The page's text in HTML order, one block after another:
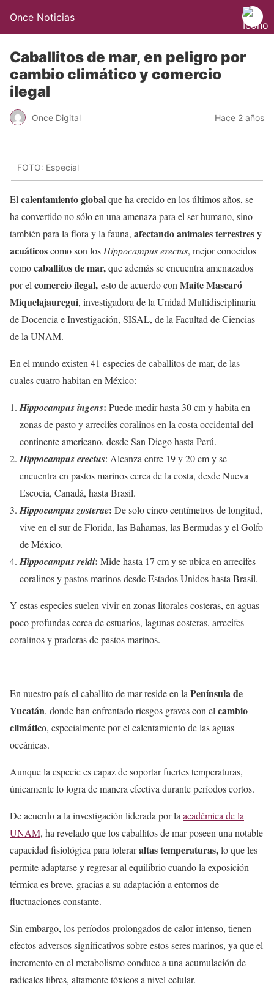
Once Noticias
Caballitos de mar, en peligro por
cambio climático y comercio
ilegal
Once Digital Hace 2 años
FOTO: Especial
El calentamiento globalque ha crecido en los últimos años, se
ha convertido no sólo en una amenaza para el ser humano, sino
también para la flora y la fauna, afectando animales terrestres y
acuáticoscomo son los Hippocampus erectus, mejor conocidos
comocaballitos de mar,que además se encuentra amenazados
por el comercio ilegal, esto de acuerdo con Maite Mascaró
Miquelajauregui, investigadora de la Unidad Multidisciplinaria
de Docencia e Investigación, SISAL, de la Facultad de Ciencias
de la UNAM.
En el mundo existen 41 especies de caballitos de mar, de las
cuales cuatro habitan en México:
Hippocampus ingens: Puede medir hasta 30 cm y habita en
zonas de pasto y arrecifes coralinos en la costa occidental del
continente americano, desde San Diego hasta Perú.
Hippocampus erectus: Alcanza entre 19 y 20 cm y se
encuentra en pastos marinos cerca de la costa, desde Nueva
Escocia, Canadá, hasta Brasil.
Hippocampus zosterae: De solo cinco centímetros de longitud,
vive en el sur de Florida, las Bahamas, las Bermudas y el Golfo
de México.
Hippocampus reidi: Mide hasta 17 cm y se ubica en arrecifes
coralinos y pastos marinos desde Estados Unidos hasta Brasil.
Y estas especies suelen vivir en zonas litorales costeras, en aguas
poco profundas cerca de estuarios, lagunas costeras, arrecifes
coralinos y praderas de pastos marinos.
En nuestro país el caballito de mar reside en la Península de
Yucatán, donde han enfrentado riesgos graves con el cambio
climático, especialmente por el calentamiento de las aguas
oceánicas.
Aunque la especie es capaz de soportar fuertes temperaturas,
únicamente lo logra de manera efectiva durante períodos cortos.
De acuerdo a la investigación liderada por la académica de la
UNAM, ha revelado que los caballitos de mar poseen una notable
capacidad fisiológica para toleraraltas temperaturas,lo que les
permite adaptarse y regresar al equilibrio cuando la exposición
térmica es breve, gracias a su adaptación a entornos de
fluctuaciones constante.
Sin embargo, los períodos prolongados de calor intenso, tienen
efectos adversos significativos sobre estos seres marinos, ya que el
incremento en el metabolismo conduce a una acumulación de
radicales libres, altamente tóxicos a nivel celular.